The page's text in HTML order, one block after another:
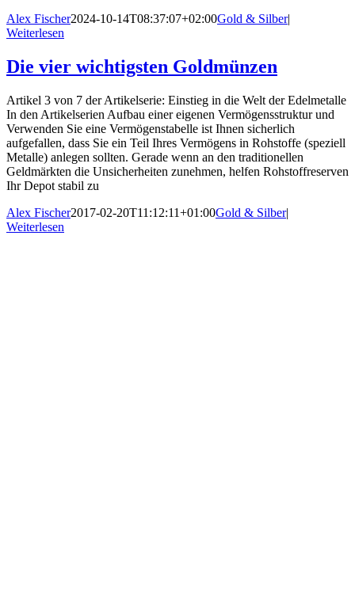
Alex Fischer2024-10-14T08:37:07+02:00Gold & Silber|
Weiterlesen
Die vier wichtigsten Goldmünzen
Artikel 3 von 7 der Artikelserie: Einstieg in die Welt der Edelmetalle
In den Artikelserien Aufbau einer eigenen Vermögensstruktur und
Verwenden Sie eine Vermögenstabelle ist Ihnen sicherlich
aufgefallen, dass Sie ein Teil Ihres Vermögens in Rohstoffe (speziell
Metalle) anlegen sollten. Gerade wenn an den traditionellen
Geldmärkten die Unsicherheiten zunehmen, helfen Rohstoffreserven
Ihr Depot stabil zu
Alex Fischer2017-02-20T11:12:11+01:00Gold & Silber|
Weiterlesen